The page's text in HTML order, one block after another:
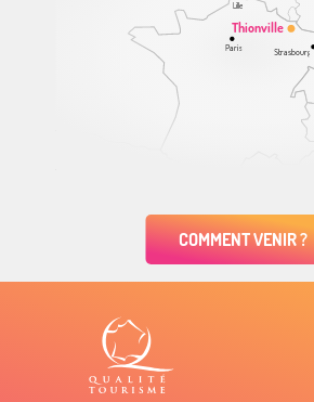
Thionville
Lille
Paris Strasbourg
COMMENT VENIR ?